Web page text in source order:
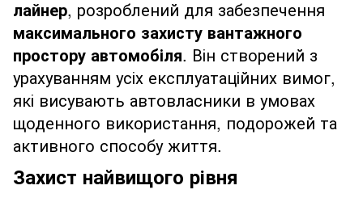
лайнер, розроблений для забезпечення
максимального захисту вантажного
простору автомобіля. Він створений з
урахуванням усіх експлуатаційних вимог,
які висувають автовласники в умовах
щоденного використання, подорожей та
активного способу життя.
Захист найвищого рівня